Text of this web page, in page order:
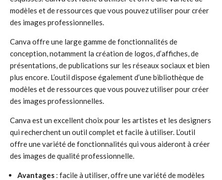
modèles et de ressources que vous pouvez utiliser pour créer
des images professionnelles.
Canva offre une large gamme de fonctionnalités de
conception, notamment la création de logos, d’affiches, de
présentations, de publications sur les réseaux sociaux et bien
plus encore. L’outil dispose également d’une bibliothèque de
modèles et de ressources que vous pouvez utiliser pour créer
des images professionnelles.
Canva est un excellent choix pour les artistes et les designers
qui recherchent un outil complet et facile à utiliser. L’outil
offre une variété de fonctionnalités qui vous aideront à créer
des images de qualité professionnelle.
Avantages : facile à utiliser, offre une variété de modèles